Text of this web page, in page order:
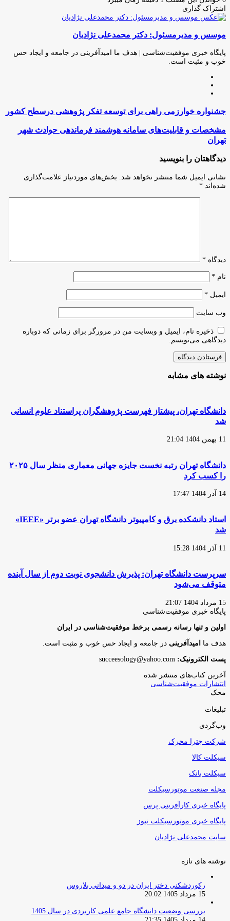
اشتراک گذاری
فیس
توئیتر
لینکدین
واتس
تلگرام
اشتراک
از
ایمیل
چاپ
موسس و مدیرمسئول: دکتر محمدعلی نژادیان
پایگاه خبری موفقیت‌شناسی | هدف ما امیدآفرینی در جامعه و ایجاد حس
خوب و مثبت است.
جشنواره
خوارزمی
راهی
برای
توسعه
تفکر
پژوهشی
کشور
جشنواره خوارزمی راهی برای توسعه تفکر پژوهشی درسطح کشور
مشخصات
و
قابلیت‌های
سامانه
هوشمند
فرماندهی
حوادث
شهر
مشخصات و قابلیت‌های سامانه هوشمند فرماندهی حوادث شهر
تهران
دیدگاهتان را بنویسید
نشانی ایمیل شما منتشر نخواهد شد.
بخش‌های موردنیاز علامت‌گذاری
شده‌اند *
دیدگاه *
نام *
ایمیل *
وب‌ سایت
ذخیره نام، ایمیل و وبسایت من در مرورگر برای زمانی که دوباره
دیدگاهی می‌نویسم.
نوشته های مشابه
دانشگاه تهران، پیشتاز فهرست پژوهشگران پراستناد علوم انسانی
شد
11 بهمن 1404 21:04
دانشگاه تهران رتبه نخست جایزه جهانی معماری منظر سال ۲۰۲۵
را کسب کرد
14 آذر 1404 17:47
استاد دانشکده برق و کامپیوتر دانشگاه تهران عضو برتر «IEEE»
شد
11 آذر 1404 15:28
سرپرست دانشگاه تهران: پذیرش دانشجوی نوبت دوم از سال آینده
متوقف می‌شود
15 مرداد 1404 21:07
پایگاه‌ خبری موفقیت‌شناسی
اولین و تنها رسانه رسمی برخط موفقیت‌شناسی در ایران
هدف ما امیدآفرینی در جامعه و ایجاد حس خوب و مثبت است.
پست الکترونیک:
آخرین کتاب‌های منتشر شده
انتشارات موفقیت‌شناسی
محک
تبلیغات
وب‌گردی
شرکت چترا محرک
سیکلت کالا
سیکلت بانک
مجله صنعت موتورسیکلت
پایگاه خبری کارآفرینی پرس
پایگاه خبری موتورسیکلت نیوز
سایت محمدعلی نژادیان
نوشته های تازه
رکوردشکنی دختر ایران در دو و میدانی بلاروس
15 مرداد 1405 20:02
بررسی وضعیت دانشگاه جامع علمی کاربردی در سال 1405
14 مرداد 1405 21:35